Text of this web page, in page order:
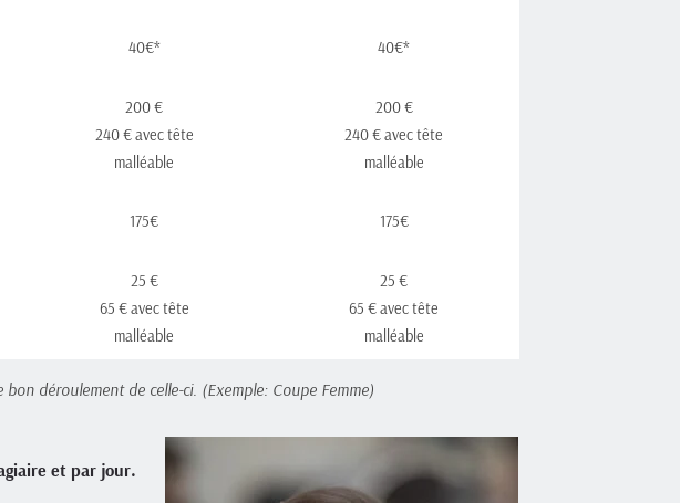
40€* 40€*
200 €
240 € avec tête
malléable
200 €
240 € avec tête
malléable
175€ 175€
25 €
65 € avec tête
malléable
25 €
65 € avec tête
malléable
déroulement de celle-ci. (Exemple: Coupe Femme)
et par jour.